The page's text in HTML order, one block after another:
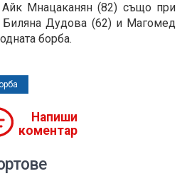
Айк Мнацаканян (82) също при
Биляна Дудова (62) и Магомед
борба.
Напиши
коментар